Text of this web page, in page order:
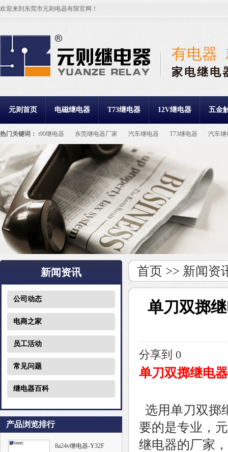
欢迎来到东莞市元则电器有限官网！
有电器
家电继电
元则首页 电磁继电器 T73继电器 12V继电器 五金
热门关键词： t90继电器 东莞继电器厂家 汽车继电器 T73继电器
汽车继
继电器
新闻资讯
公司动态
电商之家
员工活动
常见问题
继电器百科
产品浏览排行
8a24v继电器-Y32F
首页 >> 新闻资
单刀双掷
分享到 0
单刀双掷继电器
选用单刀双掷
要的是专业，
继电器的厂家